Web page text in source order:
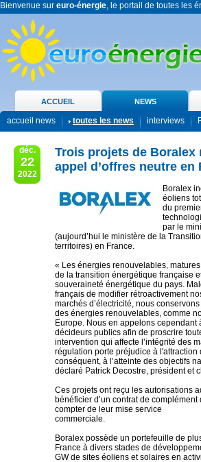
Bienvenue sur euro-énergie, le portail de toutes les
ACCUEIL NEWS
accueil news toutes les news interviews
déc.
22
2022
Trois projets de
appel d’offres neutre en
Boralex
éoliens
du
par le
(aujourd’hui le ministère de la
territoires) en France.
« Les énergies renouvelables,
de la transition énergétique française
souveraineté énergétique du pays.
français de modifier rétroactivement
marchés d’électricité, nous
des énergies renouvelables, comme
Europe. Nous en appelons
décideurs publics afin de proscrire
intervention qui affecte l’intégrité des
régulation porte préjudice à
conséquent, à l’atteinte des objectifs
déclaré Patrick Decostre, président et
Ces projets ont reçu les autorisations
bénéficier d’un contrat de
compter de leur mise service
commerciale.
Boralex possède un portefeuille de
France à divers stades de
GW de sites éoliens et solaires en